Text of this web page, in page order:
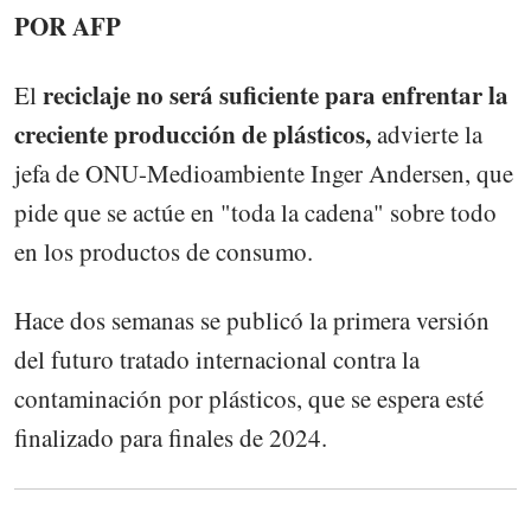
POR AFP
Elreciclaje no será suficiente para enfrentar la
creciente producción de plásticos,advierte la
jefa de ONU-Medioambiente Inger Andersen, que
pide que se actúe en "toda la cadena" sobre todo
en los productos de consumo.
Hace dos semanas se publicó la primera versión
del futuro tratado internacional contra la
contaminación por plásticos, que se espera esté
finalizado para finales de 2024.